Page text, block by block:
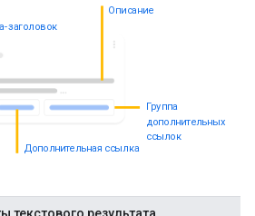
заголовок
Описание
Дополнительная ссылка
Группа
дополнительных
ссылок